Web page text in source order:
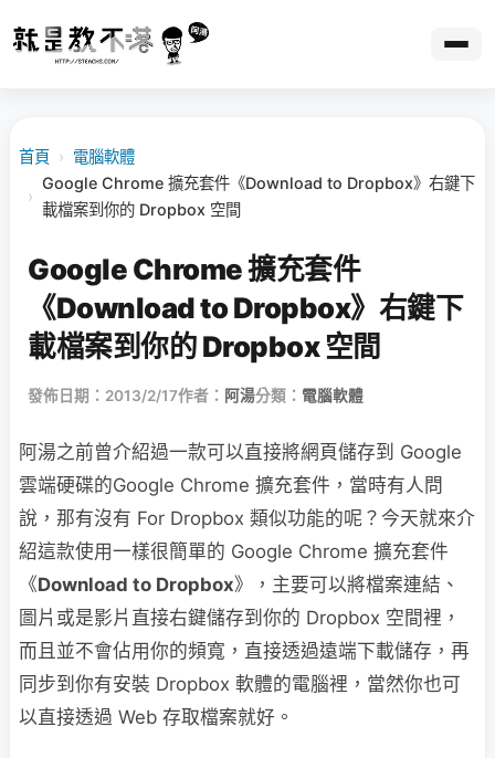
首頁 › 電腦軟體
›
Google Chrome 擴充套件《Download to Dropbox》右鍵下
載檔案到你的 Dropbox 空間
Google Chrome 擴充套件
《Download to Dropbox》右鍵下
載檔案到你的 Dropbox 空間
發佈日期：2013/2/17作者： 阿湯分類： 電腦軟體
阿湯之前曾介紹過一款可以直接將網頁儲存到 Google
雲端硬碟的Google Chrome 擴充套件，當時有人問
說，那有沒有 For Dropbox 類似功能的呢？今天就來介
紹這款使用一樣很簡單的 Google Chrome 擴充套件
《Download to Dropbox》，主要可以將檔案連結、
圖片或是影片直接右鍵儲存到你的 Dropbox 空間裡，
而且並不會佔用你的頻寬，直接透過遠端下載儲存，再
同步到你有安裝 Dropbox 軟體的電腦裡，當然你也可
以直接透過 Web 存取檔案就好。